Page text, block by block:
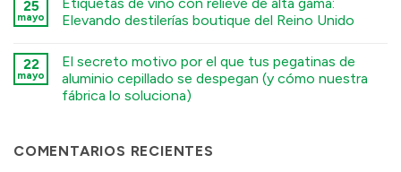
You
Must
Factory
Before
Ordering
Custom
Aluminum
नहीं
Stamped
Metal
Electroformed
Sticker:
Structural
Differences
25
mayo
Elevando destilerías boutique del Reino Unido
नहीं
Premium
Embossed
Wine
Distilleries
22
mayo
El secreto motivo por el que tus pegatinas de
aluminio cepillado se despegan (y cómo nuestra
fábrica lo soluciona)
The
Secret
COMENTARIOS RECIENTES